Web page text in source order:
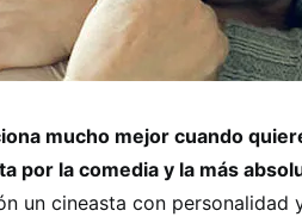
mucho mejor cuando
por la comedia y la más
un cineasta con personalidad